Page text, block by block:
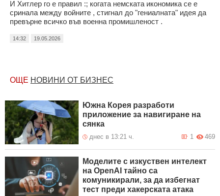
И Хитлер го е правил :; когата немската икономика се е
сринала между войните , стигнал до "гениалната" идея да
превърне всичко във военна промишленост .
14:32 19.05.2026
ОЩЕ НОВИНИ ОТ БИЗНЕС
Южна Корея разработи
приложение за навигиране на
сянка
днес в 13:21 ч. 469
1
Моделите с изкуствен интелект
на OpenAI тайно са
комуникирали, за да избегнат
тест преди хакерската атака